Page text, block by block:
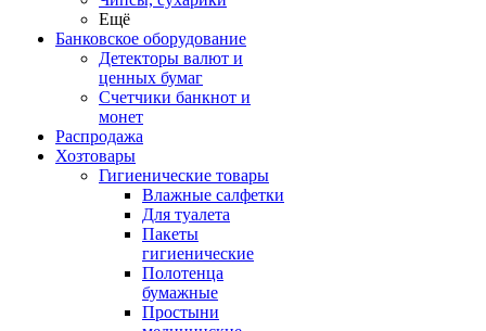
Ещё
Банковское оборудование
Детекторы валют и
ценных бумаг
Счетчики банкнот и
монет
Распродажа
Хозтовары
Гигиенические товары
Влажные салфетки
Для туалета
Пакеты
гигиенические
Полотенца
бумажные
Простыни